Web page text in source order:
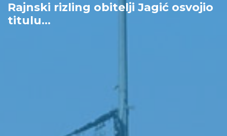
Rajnski rizling obitelji Jagić osvojio
titulu...